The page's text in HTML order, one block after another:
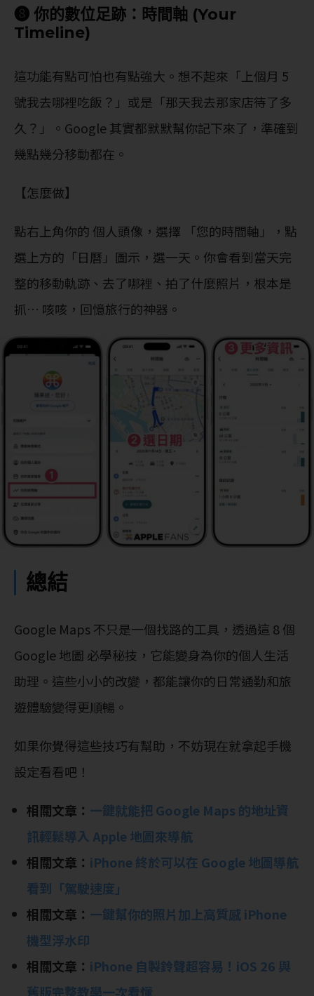
❽ 你的數位足跡：時間軸 (Your
Timeline)
這功能有點可怕也有點強大。想不起來「上個月 5
號我去哪裡吃飯？」或是「那天我去那家店待了多
久？」。Google 其實都默默幫你記下來了，準確到
幾點幾分移動都在。
【怎麼做】
點右上角你的 個人頭像，選擇 「您的時間軸」，點
選上方的「日曆」圖示，選一天。你會看到當天完
整的移動軌跡、去了哪裡、拍了什麼照片，根本是
抓… 咳咳，回憶旅行的神器。
總結
Google Maps 不只是一個找路的工具，透過這 8 個
Google 地圖 必學秘技，它能變身為你的個人生活
助理。這些小小的改變，都能讓你的日常通勤和旅
遊體驗變得更順暢。
如果你覺得這些技巧有幫助，不妨現在就拿起手機
設定看看吧！
相關文章： 一鍵就能把 Google Maps 的地址資
訊輕鬆導入 Apple 地圖來導航
相關文章： iPhone 終於可以在 Google 地圖導航
看到「駕駛速度」
相關文章： 一鍵幫你的照片加上高質感 iPhone
機型浮水印
相關文章： iPhone 自製鈴聲超容易！iOS 26 與
舊版完整教學一次看懂